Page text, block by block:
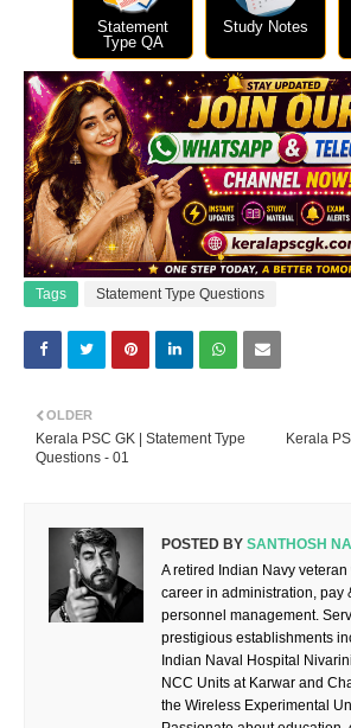
Statement
Type QA
Study Notes
Tags Statement Type Questions
Kerala
OLDER
Kerala PSC GK | Statement Type
Questions - 01
POSTED BY SANTHOSH
A retired Indian Navy
career in administration, pay
personnel management.
prestigious establishments
Indian Naval Hospital
NCC Units at Karwar and
the Wireless Experimental